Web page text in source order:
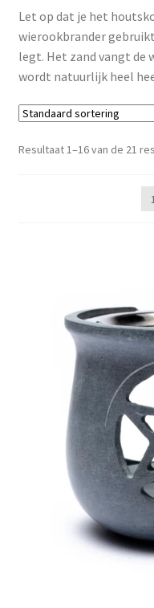
Let op dat je het
wierookbrander
legt. Het zand vangt
wordt natuurlijk heel
Resultaat 1–16 van de 21
1